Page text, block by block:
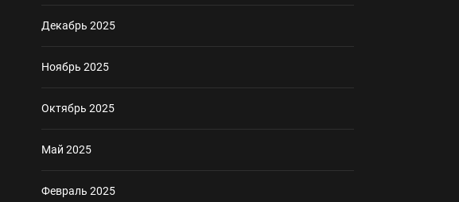
Декабрь 2025
Ноябрь 2025
Октябрь 2025
Май 2025
Февраль 2025